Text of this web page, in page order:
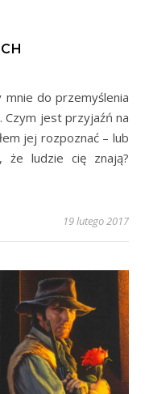
Czym jest przyjaźń na
jej rozpoznać – lub
że ludzie cię znają?
19 lutego 2017